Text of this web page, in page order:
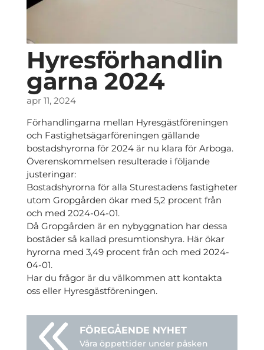
Hyresförhandlin
garna 2024
apr 11, 2024
Förhandlingarna mellan Hyresgästföreningen
och Fastighetsägarföreningen gällande
bostadshyrorna för 2024 är nu klara för Arboga.
Överenskommelsen resulterade i följande
justeringar:
Bostadshyrorna för alla Sturestadens fastigheter
utom Gropgården ökar med 5,2 procent från
och med 2024-04-01.
Då Gropgården är en nybyggnation har dessa
bostäder så kallad presumtionshyra. Här ökar
hyrorna med 3,49 procent från och med 2024-
04-01.
Har du frågor är du välkommen att kontakta
oss eller Hyresgästföreningen.
Våra öppettider under påsken